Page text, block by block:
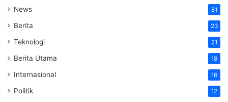
News 81
Berita 23
Teknologi 21
Berita Utama 18
Internasional 16
Politik 12